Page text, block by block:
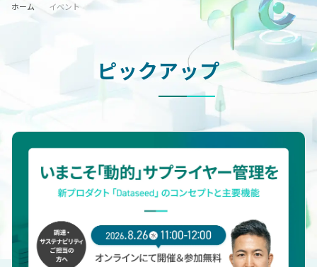
ホーム イベント
ピックアップ